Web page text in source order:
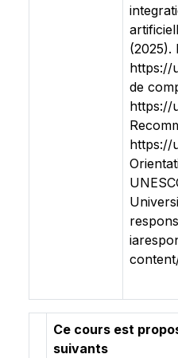
(2025).
https://
de
https://
https://
Ce cours est
suivants